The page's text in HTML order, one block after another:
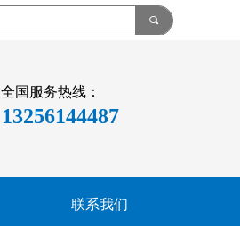
끠
全国服务热线：
13256144487
联系我们